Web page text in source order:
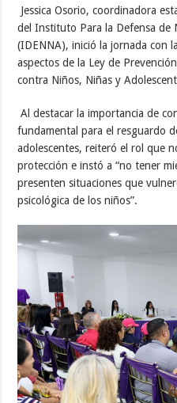
Jessica Osorio, coordinadora
del Instituto Para la Defensa de
(IDENNA), inició la jornada con
aspectos de la Ley de
contra Niños, Niñas y
Al destacar la importancia de
fundamental para el resguardo
adolescentes, reiteró el rol que
protección e instó a “no tener
presenten situaciones que
psicológica de los niños”.